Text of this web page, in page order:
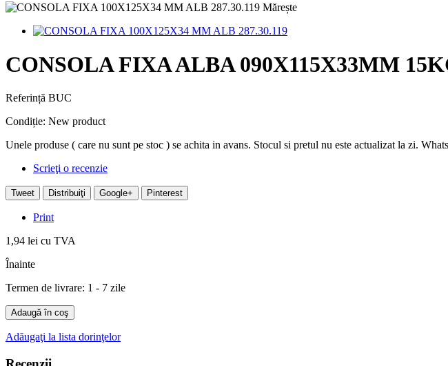
Mărește
CONSOLA FIXA ALBA 090X115X33MM
Referință BUC
Condiție: New product
Unele produse ( care nu sunt pe stoc ) se achita in avans. Stocul si pretul nu este actualizat la zi.
Scrieţi o recenzie
Tweet Distribuiţi Google+ Pinterest
Print
1,94 lei cu TVA
Înainte
Termen de livrare: 1 - 7 zile
Adaugă în coş
Adăugaţi la lista dorinţelor